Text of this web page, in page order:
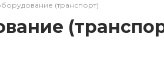
(транспорт)